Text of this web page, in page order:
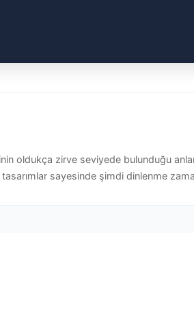
oldukça zirve seviyede bulunduğu
sayesinde şimdi dinlenme